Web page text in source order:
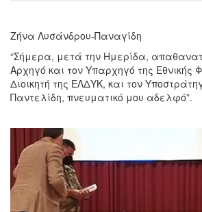
Ζήνα Λυσάνδρου-Παναγίδη
“Σήμερα, μετά την Ημερίδα,
Αρχηγό και τον Υπαρχηγό της Εθνικής
Διοικητή της ΕΛΔΥΚ, και τον
Παντελίδη, πνευματικό μου αδελφό”.